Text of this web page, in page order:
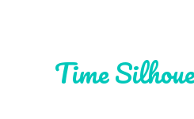
Time Thiara Ney